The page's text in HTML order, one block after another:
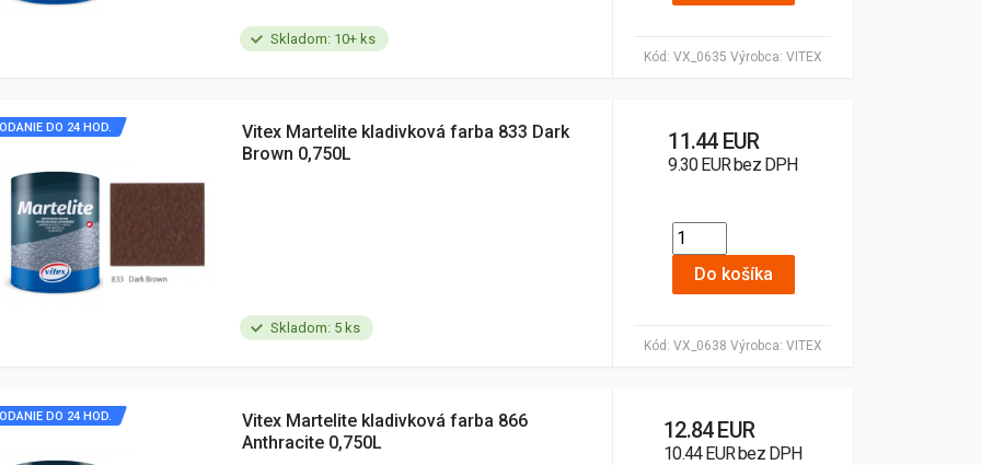
Skladom: 10+ ks
Kód: VX_0635 Výrobca: VITEX
Skladom: 5 ks
Kód: VX_0638 Výrobca: VITEX
DO 24 HOD.
Vitex Martelite kladivková farba 833 Dark
Brown 0,750L
11.44 EUR
9.30 EUR bez DPH
Do košíka
DO 24 HOD.
Vitex Martelite kladivková farba 866
Anthracite 0,750L
12.84 EUR
10.44 EUR bez DPH